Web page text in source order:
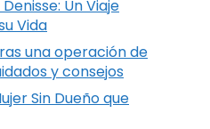
Un Viaje
Vida
una operación de
y consejos
Sin Dueño que